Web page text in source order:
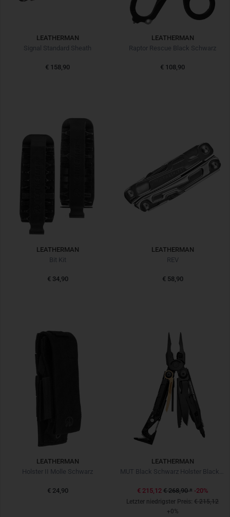
LEATHERMAN
Signal Standard Sheath
€ 158,90
LEATHERMAN
Raptor Rescue Black Schwarz
€ 108,90
LEATHERMAN
Bit Kit
€ 34,90
LEATHERMAN
REV
€ 58,90
LEATHERMAN
Holster II Molle Schwarz
€ 24,90
LEATHERMAN
MUT Black Schwarz Holster Black Schwarz
€ 215,12 € 268,90* -20%
Letzter niedrigster Preis: € 215,12
+0%